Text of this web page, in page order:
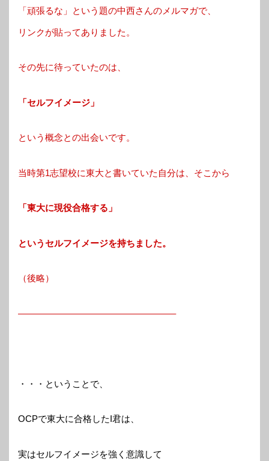
「頑張るな」という題の中西さんのメルマガで、
リンクが貼ってありました。
その先に待っていたのは、
「セルフイメージ」
という概念との出会いです。
当時第1志望校に東大と書いていた自分は、そこから
「東大に現役合格する」
というセルフイメージを持ちました。
（後略）
—————————————————–
・・・ということで、
OCPで東大に合格したI君は、
実はセルフイメージを強く意識して